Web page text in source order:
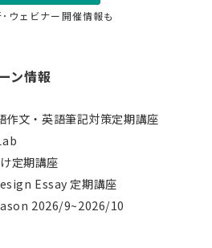
ウェビナー開催情報も
ン情報
作文・英語筆記対策定期講座
定期講座
Essay 定期講座
2026/9~2026/10